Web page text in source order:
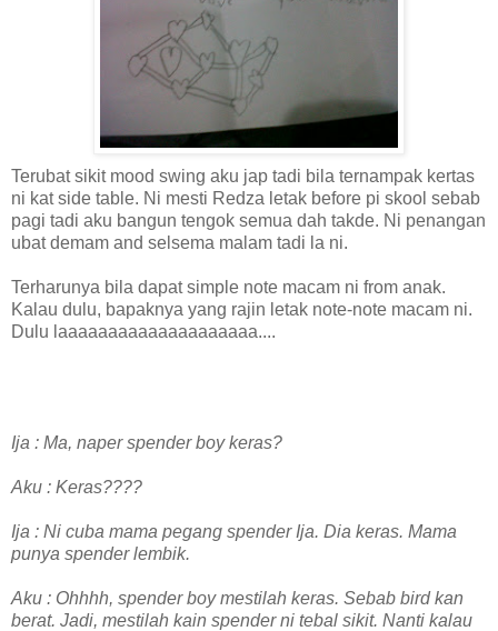
Terubat sikit mood swing aku jap tadi bila ternampak kertas
ni kat side table. Ni mesti Redza letak before pi skool sebab
pagi tadi aku bangun tengok semua dah takde. Ni penangan
ubat demam and selsema malam tadi la ni.
Terharunya bila dapat simple note macam ni from anak.
Kalau dulu, bapaknya yang rajin letak note-note macam ni.
Dulu laaaaaaaaaaaaaaaaaaaa....
Ija : Ma, naper spender boy keras?
Aku : Keras????
Ija : Ni cuba mama pegang spender Ija. Dia keras. Mama
punya spender lembik.
Aku : Ohhhh, spender boy mestilah keras. Sebab bird kan
berat. Jadi, mestilah kain spender ni tebal sikit. Nanti kalau